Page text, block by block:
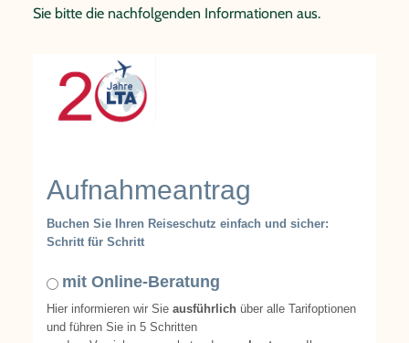
Sie bitte die nachfolgenden Informationen aus.